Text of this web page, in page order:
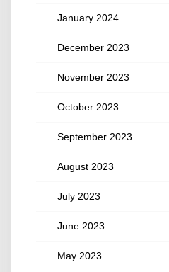
January 2024
December 2023
November 2023
October 2023
September 2023
August 2023
July 2023
June 2023
May 2023